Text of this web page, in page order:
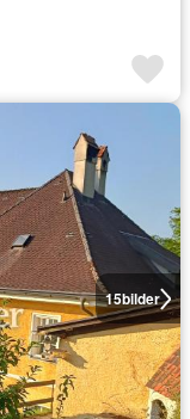
15bilder